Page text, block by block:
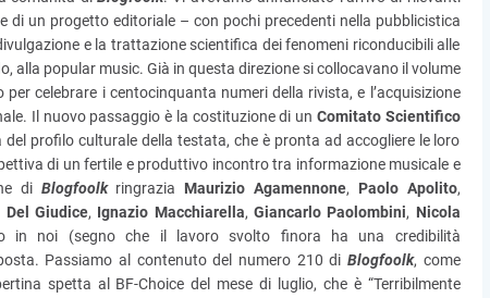
di un progetto editoriale – con pochi precedenti nella pubblicistica
e la trattazione scientifica dei fenomeni riconducibili alle
alla popular music. Già in questa direzione si collocavano il volume
celebrare i centocinquanta numeri della rivista, e l’acquisizione
Il nuovo passaggio è la costituzione di un Comitato Scientifico
profilo culturale della testata, che è pronta ad accogliere le loro
di un fertile e produttivo incontro tra informazione musicale e
di Blogfoolk ringrazia Maurizio Agamennone, Paolo Apolito,
Del Giudice, Ignazio Macchiarella, Giancarlo Paolombini, Nicola
in noi (segno che il lavoro svolto finora ha una credibilità
Passiamo al contenuto del numero 210 di Blogfoolk, come
spetta al BF-Choice del mese di luglio, che è “Terribilmente